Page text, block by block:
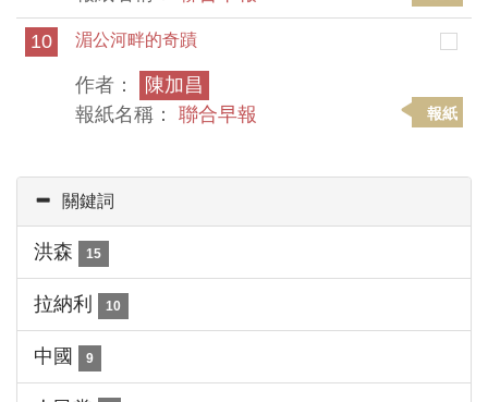
10 湄公河畔的奇蹟
作者：
陳加昌
報紙名稱： 聯合早報 報紙
關鍵詞
洪森 15
拉納利 10
中國 9